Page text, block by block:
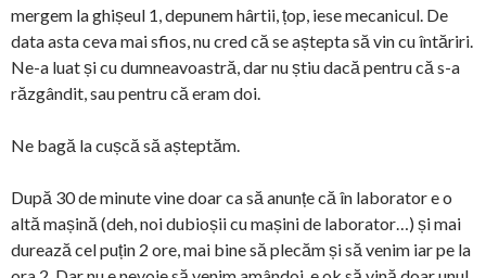
mergem la ghișeul 1, depunem hârtii, țop, iese mecanicul. De
data asta ceva mai sfios, nu cred că se aștepta să vin cu întăriri.
Ne-a luat și cu dumneavoastră, dar nu știu dacă pentru că s-a
răzgândit, sau pentru că eram doi.
Ne bagă la cușcă să așteptăm.
După 30 de minute vine doar ca să anunțe că în laborator e o
altă mașină (deh, noi dubioșii cu mașini de laborator…) și mai
durează cel puțin 2 ore, mai bine să plecăm și să venim iar pe la